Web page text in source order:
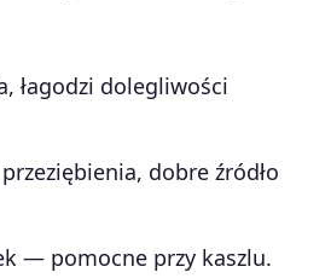
łagodzi dolegliwości
dobre źródło
— pomocne przy kaszlu.